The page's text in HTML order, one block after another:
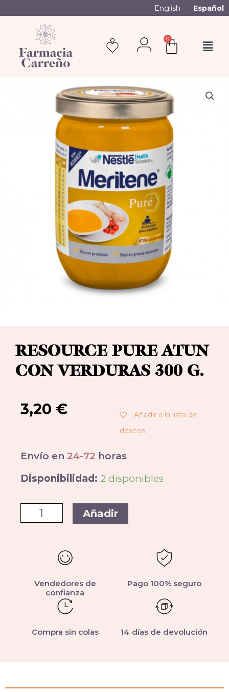
English Español
0
RESOURCE PURE ATUN
CON VERDURAS 300 G.
3,20 €
Añadir a la lista de
deseos
Envío en 24-72 horas
Disponibilidad: 2 disponibles
Añadir
Vendedores de
confianza
Pago 100% seguro
Compra sin colas 14 días de devolución